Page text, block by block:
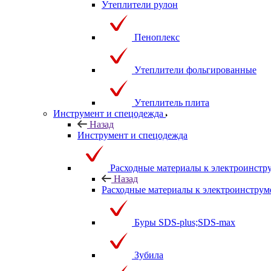
Утеплители рулон
Пеноплекс
Утеплители фольгированные
Утеплитель плита
Инструмент и спецодежда
Назад
Инструмент и спецодежда
Расходные материалы к
Назад
Расходные материалы к
Буры SDS-plus;SDS-max
Зубила